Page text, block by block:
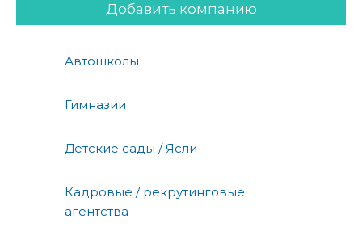
Добавить компанию
Автошколы
Гимназии
Детские сады / Ясли
Кадровые / рекрутинговые
агентства